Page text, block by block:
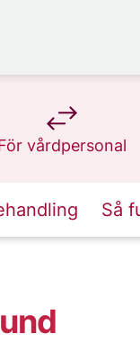
vårdpersonal
på 1177.se
Så